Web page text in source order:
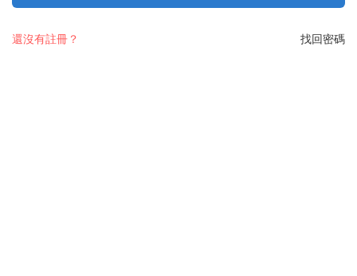
找回密碼
還沒有註冊？